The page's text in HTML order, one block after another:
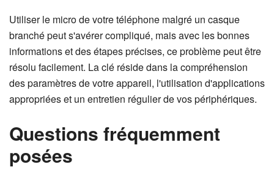
Utiliser le micro de votre téléphone malgré un casque
branché peut s'avérer compliqué, mais avec les bonnes
informations et des étapes précises, ce problème peut être
résolu facilement. La clé réside dans la compréhension
des paramètres de votre appareil, l'utilisation d'applications
appropriées et un entretien régulier de vos périphériques.
Questions fréquemment
posées